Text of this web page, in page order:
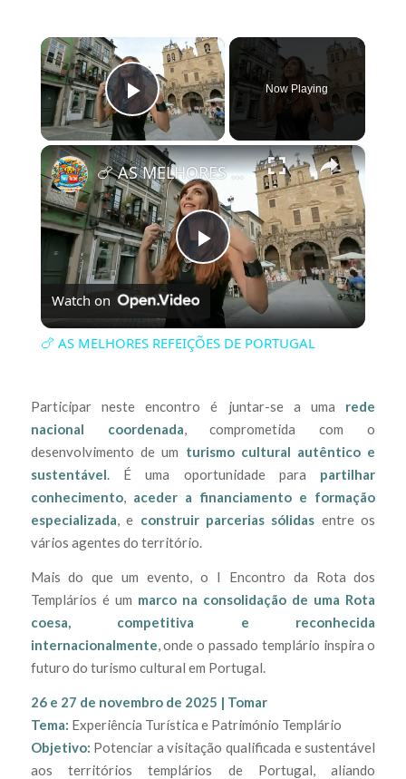
×
Play Video
Now Playing
×
Play
Video
🍗 AS MELHORES REFEIÇÕES DE PORTUGAL
Watch on
🍗 AS MELHORES REFEIÇÕES DE PORTUGAL
Participar neste encontro é juntar-se a uma rede
nacional coordenada, comprometida com o
desenvolvimento de um turismo cultural autêntico e
sustentável. É uma oportunidade para partilhar
conhecimento, aceder a financiamento e formação
especializada, e construir parcerias sólidas entre os
vários agentes do território.
Mais do que um evento, o I Encontro da Rota dos
Templários é um marco na consolidação de uma Rota
coesa, competitiva e reconhecida
internacionalmente, onde o passado templário inspira o
futuro do turismo cultural em Portugal.
26 e 27 de novembro de 2025 | Tomar
Tema: Experiência Turística e Património Templário
Objetivo: Potenciar a visitação qualificada e sustentável
aos territórios templários de Portugal, aliando